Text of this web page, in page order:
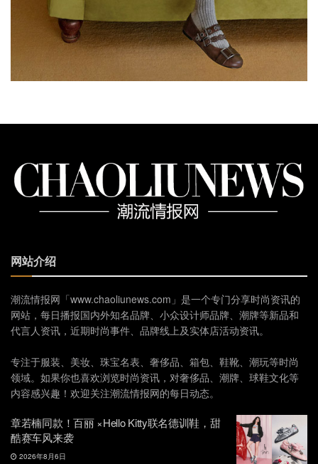
网站介绍
潮流情报网「www.chaoliunews.com」是一个专门分享时尚资讯的
网站，每日播报国内外知名品牌、小众设计师品牌、潮牌等新品和
代言人资讯，近期时尚事件、品牌线上及实体店活动资讯。
专注于服装、美妆、珠宝名表、奢侈品、箱包、鞋靴、潮玩等时尚
领域。如果你也喜欢浏览时尚资讯，对奢侈品、潮牌、球鞋文化等
内容感兴趣！欢迎关注潮流情报网的每日动态。
章若楠同款！百丽 ×Hello Kitty联名德训鞋，甜
酷赛车风来袭
2026年8月6日